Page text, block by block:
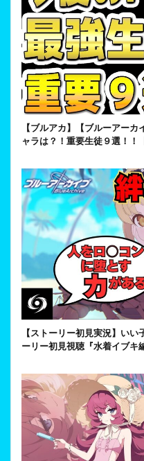
【ブルアカ】【ブルーアー
ャラは？！重要生徒９選！！
【ストーリー初見実況】い
ーリー初見視聴『水着イブキ